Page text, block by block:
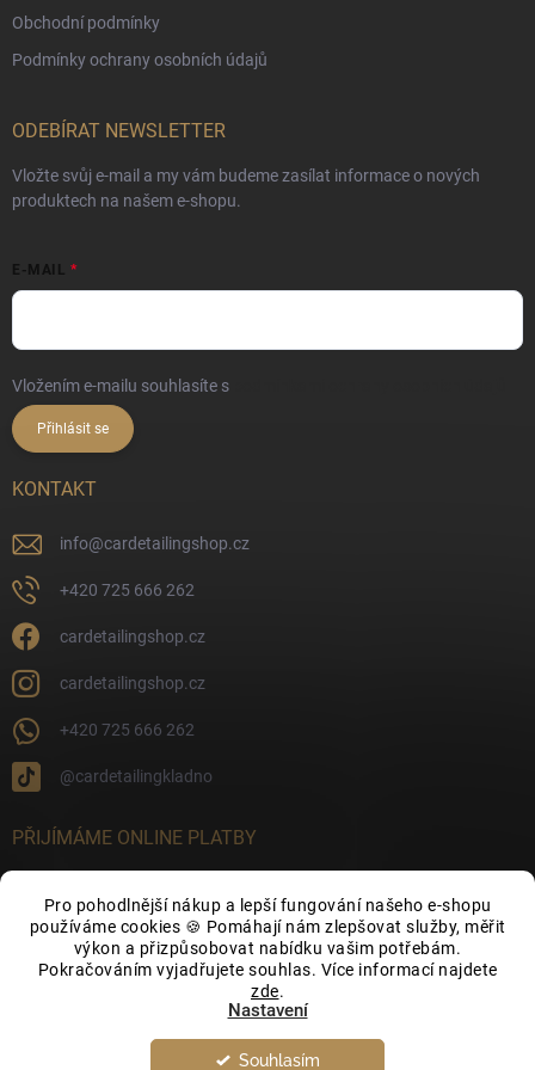
Pro pohodlnější nákup a lepší fungování našeho e-shopu
používáme cookies 🍪 Pomáhají nám zlepšovat služby, měřit
výkon a přizpůsobovat nabídku vašim potřebám.
Pokračováním vyjadřujete souhlas. Více informací najdete
zde.
Nastavení
Souhlasím
Obchodní podmínky
Podmínky ochrany osobních údajů
ODEBÍRAT NEWSLETTER
Vložte svůj e-mail a my vám budeme zasílat informace o nových
produktech na našem e-shopu.
E-MAIL
Vložením e-mailu souhlasíte s
Přihlásit se
KONTAKT
info@cardetailingshop.cz
+420 725 666 262
cardetailingshop.cz
cardetailingshop.cz
+420 725 666 262
@cardetailingkladno
PŘIJÍMÁME ONLINE PLATBY
FACEBOOK